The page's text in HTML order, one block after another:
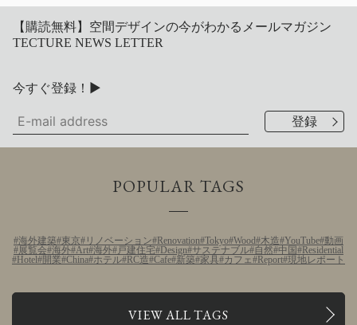
【購読無料】空間デザインの今がわかるメールマガジン
TECTURE NEWS LETTER
今すぐ登録！▶
POPULAR TAGS
海外建築 東京 リノベーション Renovation Tokyo Wood 木造 YouTube 動画
展覧会 海外 Art 海外 戸建住宅 Design サステナブル 自然 中国
Residential
Hotel 開業 China ホテル RC造 Cafe 新築 家具 カフェ Report 現地レポート
VIEW ALL TAGS